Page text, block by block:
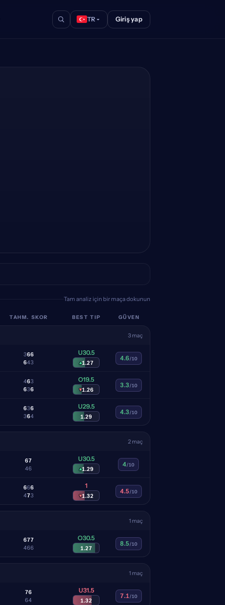
TR Giriş yap
Tam analiz için bir maça dokunun
TAHM. SKOR BEST TIP GÜVEN
3 maç
3
6
6
4
6
3
U30.5
▴1.27
4.6/10
4
6
6
3
3
6
O19.5
▾1.26
3.3/10
6
3
3
6
6
4
U29.5
1.29
4.3/10
2 maç
6
4
7
6
U30.5
▴1.29
4/10
6
4
6
7
6
3
1
▾1.32
4.5/10
1 maç
6
4
7
6
7
6
O30.5
1.27
8.5/10
1 maç
7
6
6
4
U31.5
1.32
7.1/10